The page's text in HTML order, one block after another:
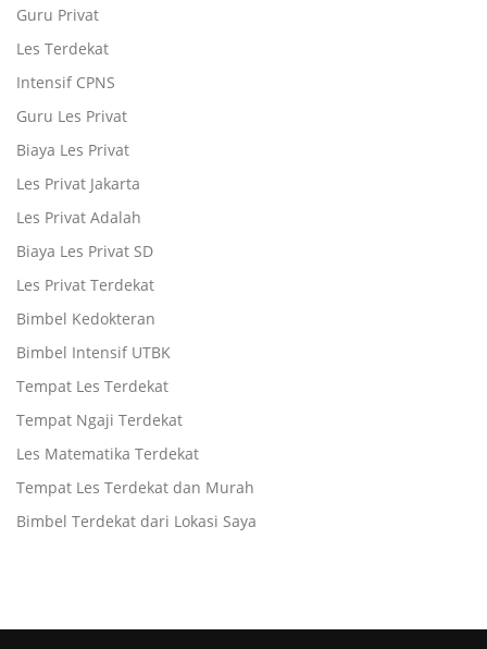
Guru Privat
Les Terdekat
Intensif CPNS
Guru Les Privat
Biaya Les Privat
Les Privat Jakarta
Les Privat Adalah
Biaya Les Privat SD
Les Privat Terdekat
Bimbel Kedokteran
Bimbel Intensif UTBK
Tempat Les Terdekat
Tempat Ngaji Terdekat
Les Matematika Terdekat
Tempat Les Terdekat dan Murah
Bimbel Terdekat dari Lokasi Saya